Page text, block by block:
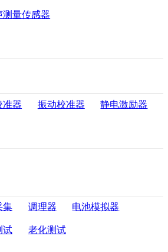
测量传感器
准器 振动校准器 静电激励器
集 调理器 电池模拟器
试 老化测试